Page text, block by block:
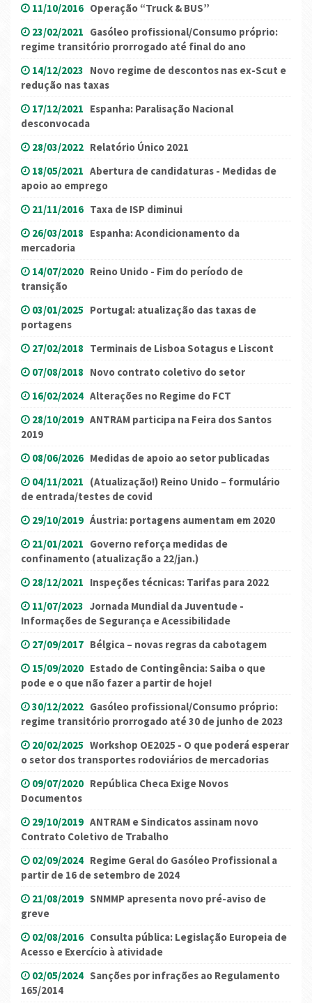
11/10/2016 Operação “Truck & BUS”
23/02/2021 Gasóleo profissional/Consumo próprio:
regime transitório prorrogado até final do ano
14/12/2023 Novo regime de descontos nas ex-Scut e
redução nas taxas
17/12/2021 Espanha: Paralisação Nacional
desconvocada
28/03/2022 Relatório Único 2021
18/05/2021 Abertura de candidaturas - Medidas de
apoio ao emprego
21/11/2016 Taxa de ISP diminui
26/03/2018 Espanha: Acondicionamento da
mercadoria
14/07/2020 Reino Unido - Fim do período de
transição
03/01/2025 Portugal: atualização das taxas de
portagens
27/02/2018 Terminais de Lisboa Sotagus e Liscont
07/08/2018 Novo contrato coletivo do setor
16/02/2024 Alterações no Regime do FCT
28/10/2019 ANTRAM participa na Feira dos Santos
2019
08/06/2026 Medidas de apoio ao setor publicadas
04/11/2021 (Atualização!) Reino Unido – formulário
de entrada/testes de covid
29/10/2019 Áustria: portagens aumentam em 2020
21/01/2021 Governo reforça medidas de
confinamento (atualização a 22/jan.)
28/12/2021 Inspeções técnicas: Tarifas para 2022
11/07/2023 Jornada Mundial da Juventude -
Informações de Segurança e Acessibilidade
27/09/2017 Bélgica – novas regras da cabotagem
15/09/2020 Estado de Contingência: Saiba o que
pode e o que não fazer a partir de hoje!
30/12/2022 Gasóleo profissional/Consumo próprio:
regime transitório prorrogado até 30 de junho de 2023
20/02/2025 Workshop OE2025 - O que poderá esperar
o setor dos transportes rodoviários de mercadorias
09/07/2020 República Checa Exige Novos
Documentos
29/10/2019 ANTRAM e Sindicatos assinam novo
Contrato Coletivo de Trabalho
02/09/2024 Regime Geral do Gasóleo Profissional a
partir de 16 de setembro de 2024
21/08/2019 SNMMP apresenta novo pré-aviso de
greve
02/08/2016 Consulta pública: Legislação Europeia de
Acesso e Exercício à atividade
02/05/2024 Sanções por infrações ao Regulamento
165/2014